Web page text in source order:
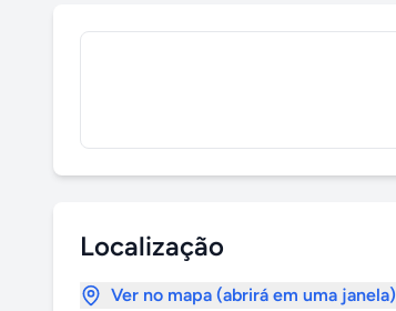
Localização
Ver no mapa (abrirá em uma janela)